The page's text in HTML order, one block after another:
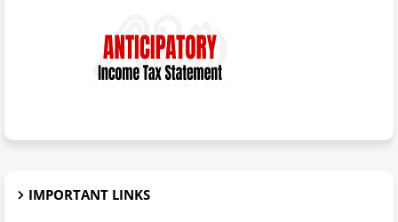
IMPORTANT LINKS